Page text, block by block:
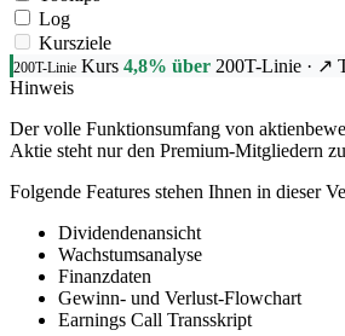
Log
Kursziele
200T-Linie Kurs 4,8% über 200T-Linie · ↗
Hinweis
Der volle Funktionsumfang von
Aktie steht nur den Premium-Mitgliedern
Folgende Features stehen Ihnen in dieser
Dividendenansicht
Wachstumsanalyse
Finanzdaten
Gewinn- und Verlust-Flowchart
Earnings Call Transskript